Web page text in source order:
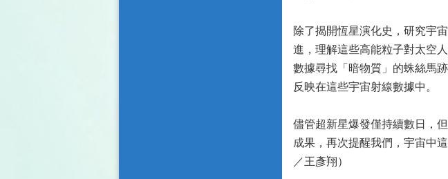
除了揭開恆星演化史，研究宇
進，理解這些高能粒子對太空
數據尋找「暗物質」的蛛絲馬
反映在這些宇宙射線數據中。
儘管超新星爆發僅持續數日，
成果，再次提醒我們，宇宙中
／王彥翔）